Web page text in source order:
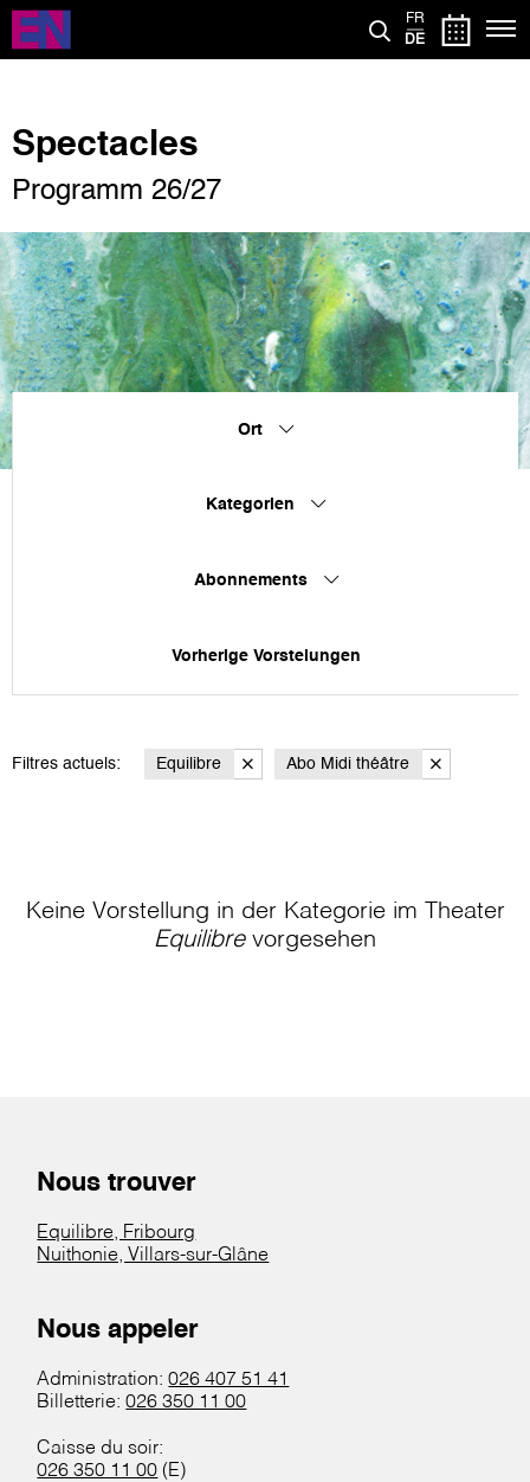
Direkt
zum
Inhalt
FR
DE
Spectacles
Programm 26/27
Ort
Kategorien
Abonnements
Vorherige Vorstelungen
Filtres actuels: Equilibre Abo Midi théâtre
Keine Vorstellung in der Kategorie im Theater
Equilibrevorgesehen
Nous trouver
Equilibre, Fribourg
Nuithonie, Villars-sur-Glâne
Nous appeler
Administration:026 407 51 41
Billetterie:026 350 11 00
Caisse du soir:
026 350 11 00 (E)